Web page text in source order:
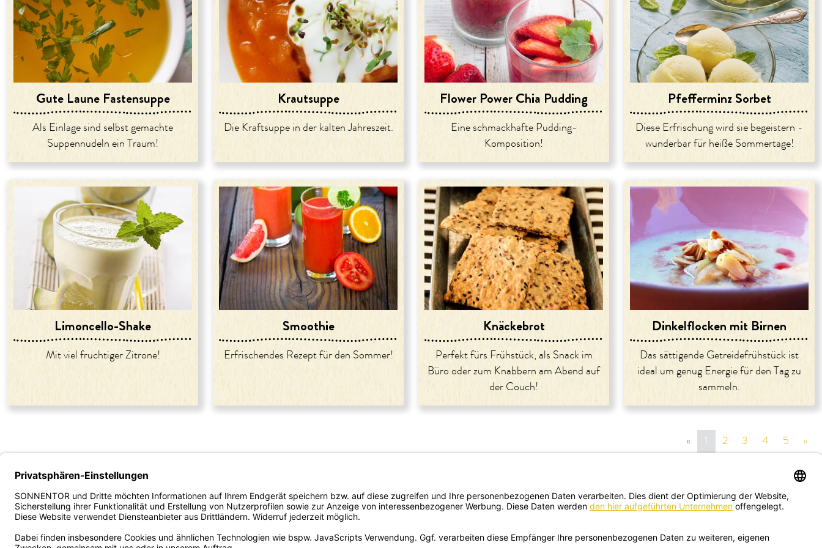
Gute Laune Fastensuppe
Als Einlage sind selbst gemachte
Suppennudeln ein Traum!
Krautsuppe
Die Kraftsuppe in der kalten Jahreszeit.
Flower Power Chia Pudding
Eine schmackhafte Pudding-
Komposition!
Pfefferminz Sorbet
Diese Erfrischung wird sie begeistern -
wunderbar für heiße Sommertage!
Limoncello-Shake
Mit viel fruchtiger Zitrone!
Smoothie
Erfrischendes Rezept für den Sommer!
Knäckebrot
Perfekt fürs Frühstück, als Snack im
Büro oder zum Knabbern am Abend auf
der Couch!
Dinkelflocken mit Birnen
Das sättigende Getreidefrühstück ist
ideal um genug Energie für den Tag zu
sammeln.
« vorige Seite
1 2 3 4 5 »
Unternehmen
Über uns
Karriere
Service
Versand und Zahlung
FAQ/häufige Fragen
B2B - Vertrieb
Fachhandel/Apotheke
Gastronomie
Newsletter bestellen